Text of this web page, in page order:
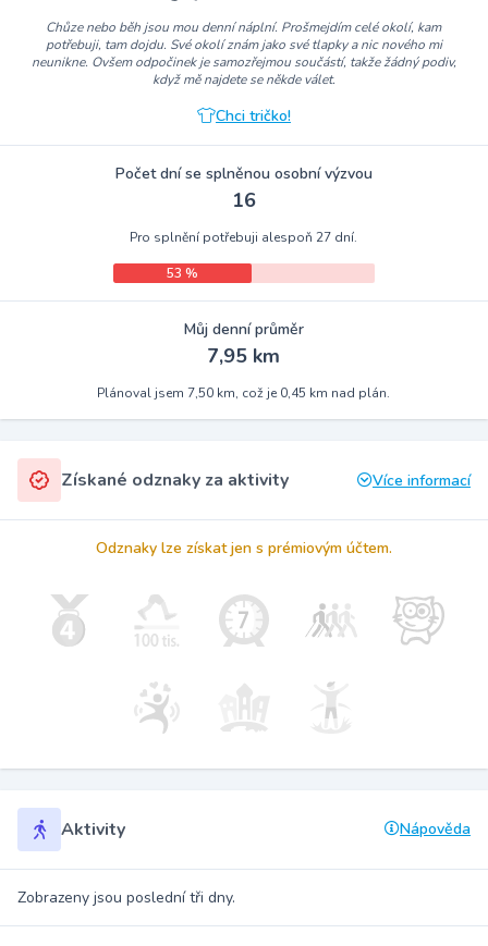
Chůze nebo běh jsou mou denní náplní. Prošmejdím celé okolí, kam
potřebuji, tam dojdu. Své okolí znám jako své tlapky a nic nového mi
neunikne. Ovšem odpočinek je samozřejmou součástí, takže žádný podiv,
když mě najdete se někde válet.
Chci tričko!
Počet dní se splněnou osobní výzvou
16
Pro splnění potřebuji alespoň 27 dní.
53 %
Můj denní průměr
7,95 km
Plánoval jsem 7,50 km, což je 0,45 km nad plán.
Získané odznaky za aktivity Více informací
Odznaky lze získat jen s prémiovým účtem.
Aktivity Nápověda
Zobrazeny jsou poslední tři dny.